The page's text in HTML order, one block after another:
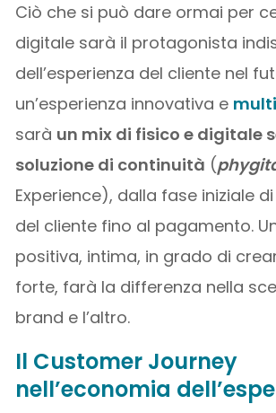
Ciò che si può dare ormai per
digitale sarà il protagonista
dell’esperienza del cliente nel
un’esperienza innovativa e
sarà un mix di fisico e digitale
soluzione di continuità (
Experience), dalla fase iniziale di
del cliente fino al pagamento.
positiva, intima, in grado di
forte, farà la differenza nella
brand e l’altro.
Il Customer Journey
nell’economia